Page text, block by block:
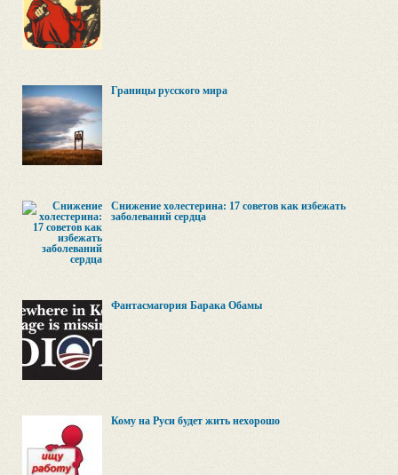
Границы русского мира
Снижение холестерина: 17 советов как избежать
заболеваний сердца
Фантасмагория Барака Обамы
Кому на Руси будет жить нехорошо